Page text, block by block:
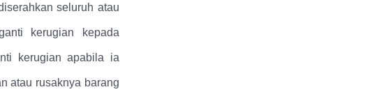
seluruh atau
kerugian kepada
kerugian apabila ia
atau rusaknya barang